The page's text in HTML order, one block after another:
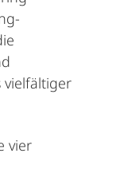
vielfältiger
vier